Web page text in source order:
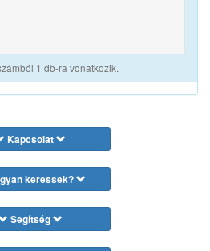
1 db-ra vonatkozik.
Kapcsolat
keressek?
Segítség